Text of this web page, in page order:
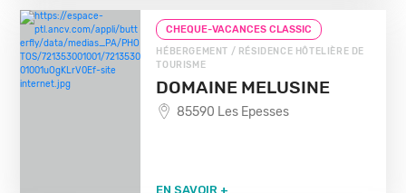
CHEQUE-VACANCES CLASSIC
HÉBERGEMENT / RÉSIDENCE HÔTELIÈRE DE
TOURISME
DOMAINE MELUSINE
85590 Les Epesses
EN SAVOIR +